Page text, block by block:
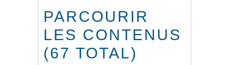
PARCOURIR
LES CONTENUS
(67 TOTAL)